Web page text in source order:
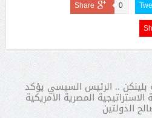
Share 0
بلينكن .. الرئيس السيسي يؤكد
المصرية الأمريكية
الدولتين